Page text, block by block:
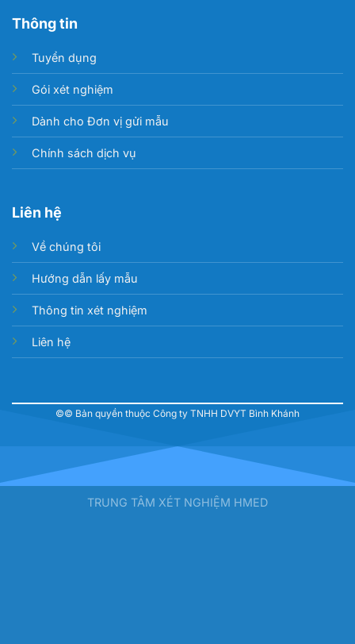
Thông tin
Tuyển dụng
Gói xét nghiệm
Dành cho Đơn vị gửi mẫu
Chính sách dịch vụ
Liên hệ
Về chúng tôi
Hướng dẫn lấy mẫu
Thông tin xét nghiệm
Liên hệ
©© Bản quyền thuộc Công ty TNHH DVYT Bình Khánh
TRUNG TÂM XÉT NGHIỆM HMED